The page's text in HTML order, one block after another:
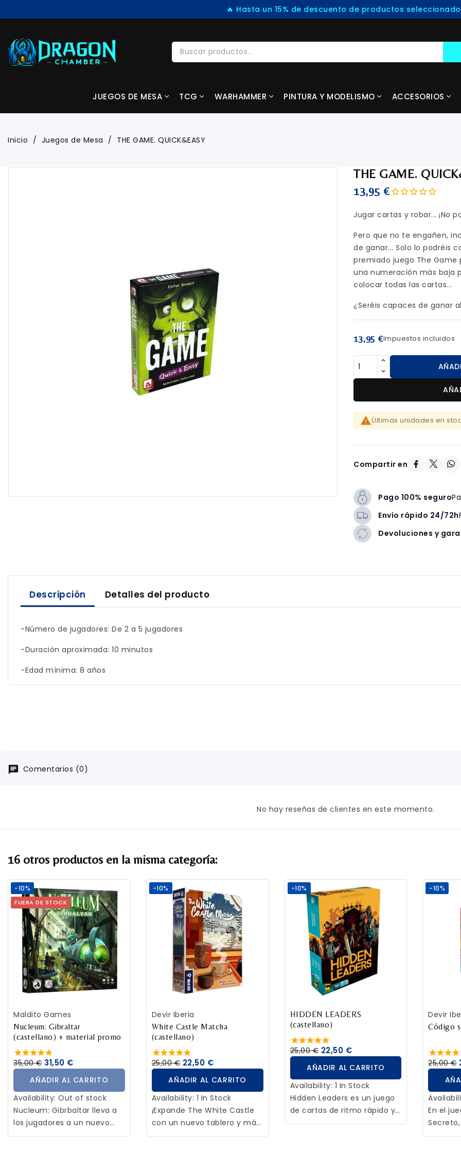
JUEGOS DE MESA TCG WARHAMMER PINTURA Y MODELISMO ACCESORIOS
Inicio Juegos de Mesa THE GAME. QUICK&EASY
THE GAME.
13,95 €
Jugar cartas y robar... ¡No
Pero que no te engañen,
de ganar... Solo lo podréis
premiado juego The
una numeración más baja
colocar todas las cartas...
¿Seréis capaces de ganar
13,95 €Impuestos incluidos
Últimas unidades en
Compartir en
Pago 100% seguro
Envío rápido 24/72h
Devoluciones y
Descripción Detalles del producto
-Número de jugadores: De 2 a 5 jugadores
-Duración aproximada: 10 minutos
-Edad mínima: 8 años
Comentarios (0)
No hay reseñas de clientes en este momento.
16 otros productos en la misma categoría:
-10%
FUERA DE STOCK
AÑADIR AL CARRITO
Maldito Games
Nucleum: Gibraltar
(castellano) + material promo
35,00 € 31,50 €
AÑADIR AL CARRITO
Availability: Out of stock
Nucleum: Gibrbaltar lleva a
los jugadores a un nuevo
escenario, introduciendo un
-10%
AÑADIR AL CARRITO
Devir Iberia
White Castle Matcha
(castellano)
25,00 € 22,50 €
AÑADIR AL CARRITO
Availability: 1 In Stock
¡Expande The White Castle
con un nuevo tablero y más
acciones a tu alcance!
-10%
AÑADIR AL CARRITO
HIDDEN LEADERS
(castellano)
25,00 € 22,50 €
AÑADIR AL CARRITO
Availability: 1 In Stock
Hidden Leaders es un juego
de cartas de ritmo rápido y
ligero, en el que priman la
-10%
Devir
Código
25,00 €
En el